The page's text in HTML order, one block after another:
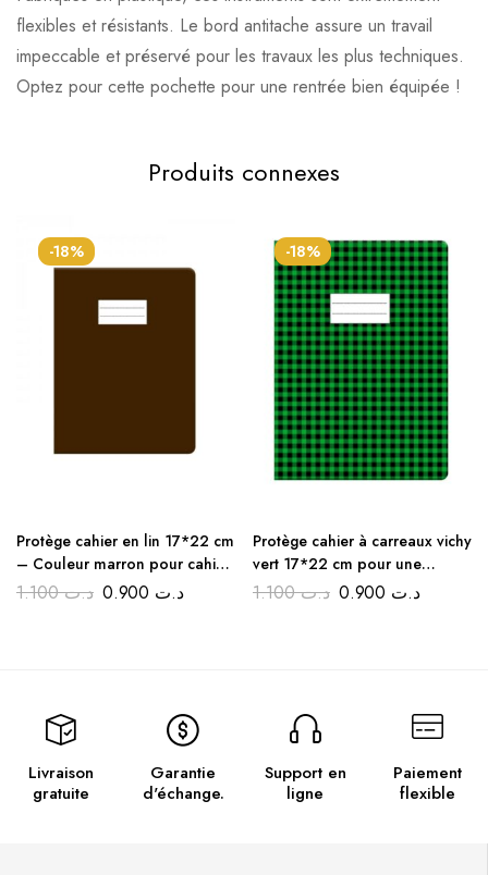
flexibles et résistants. Le bord antitache assure un travail
impeccable et préservé pour les travaux les plus techniques.
Optez pour cette pochette pour une rentrée bien équipée !
Produits connexes
-18%
Protège cahier en lin 17*22 cm
– Couleur marron pour cahier
N°24, 72, 48..
د.ت1.100 د.ت
-18%
Protège cahier à carreaux vichy
vert 17*22 cm pour une
rentrée discount
د.ت1.100 د.ت
Livraison
gratuite
Garantie
d'échange.
Support en
ligne
Paiement
flexible